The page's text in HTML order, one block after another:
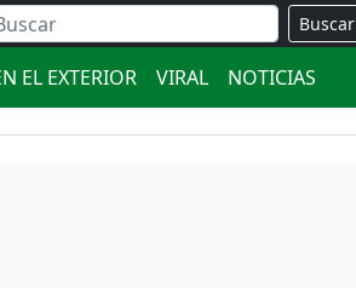
Buscar
EL EXTERIOR VIRAL NOTICIAS